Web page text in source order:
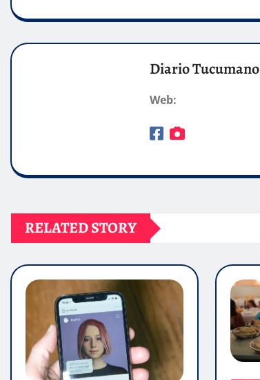
Diario Tucumano
Web:
RELATED STORY